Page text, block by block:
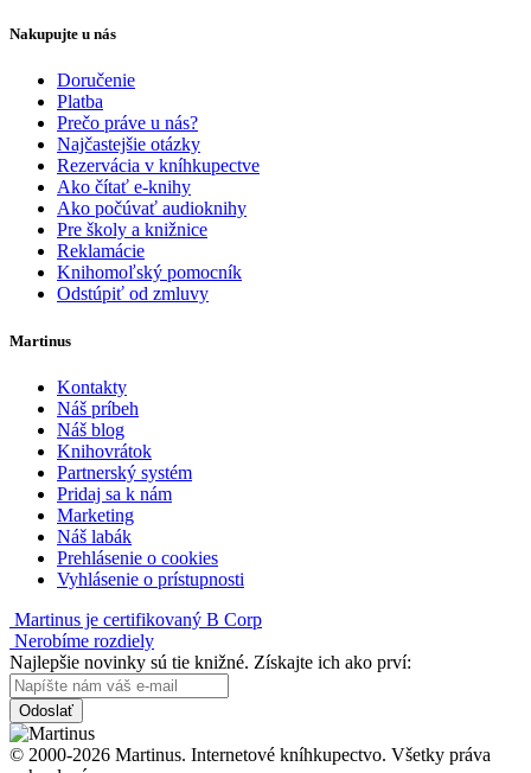
Nakupujte u nás
Doručenie
Platba
Prečo práve u nás?
Najčastejšie otázky
Rezervácia v kníhkupectve
Ako čítať e-knihy
Ako počúvať audioknihy
Pre školy a knižnice
Reklamácie
Knihomoľský pomocník
Odstúpiť od zmluvy
Martinus
Kontakty
Náš príbeh
Náš blog
Knihovrátok
Partnerský systém
Pridaj sa k nám
Marketing
Náš labák
Prehlásenie o cookies
Vyhlásenie o prístupnosti
Martinus je certifikovaný B Corp
Nerobíme rozdiely
Najlepšie novinky sú tie knižné. Získajte ich ako prví:
Odoslať
© 2000-2026 Martinus. Internetové kníhkupectvo. Všetky práva